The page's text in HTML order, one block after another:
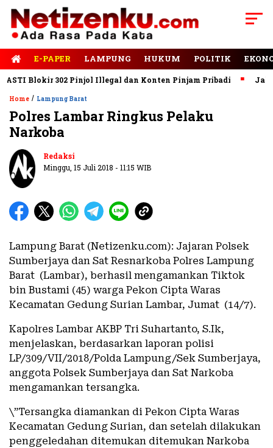
E-PAPER LAMPUNG HUKUM POLITIK
Blokir 302 Pinjol Illegal dan Konten Pinjam Pribadi Jalan
Home / Lampung Barat
Polres Lambar Ringkus Pelaku
Narkoba
Redaksi
Minggu, 15 Juli 2018 - 11:15 WIB
Lampung Barat (Netizenku.com): Jajaran Polsek
Sumberjaya dan Sat Resnarkoba Polres Lampung
Barat (Lambar), berhasil mengamankan Tiktok
bin Bustami (45) warga Pekon Cipta Waras
Kecamatan Gedung Surian Lambar, Jumat (14/7).
Kapolres Lambar AKBP Tri Suhartanto, S.Ik,
menjelaskan, berdasarkan laporan polisi
LP/309/VII/2018/Polda Lampung/Sek Sumberjaya,
anggota Polsek Sumberjaya dan Sat Narkoba
mengamankan tersangka.
\”Tersangka diamankan di Pekon Cipta Waras
Kecamatan Gedung Surian, dan setelah dilakukan
penggeledahan ditemukan ditemukan Narkoba